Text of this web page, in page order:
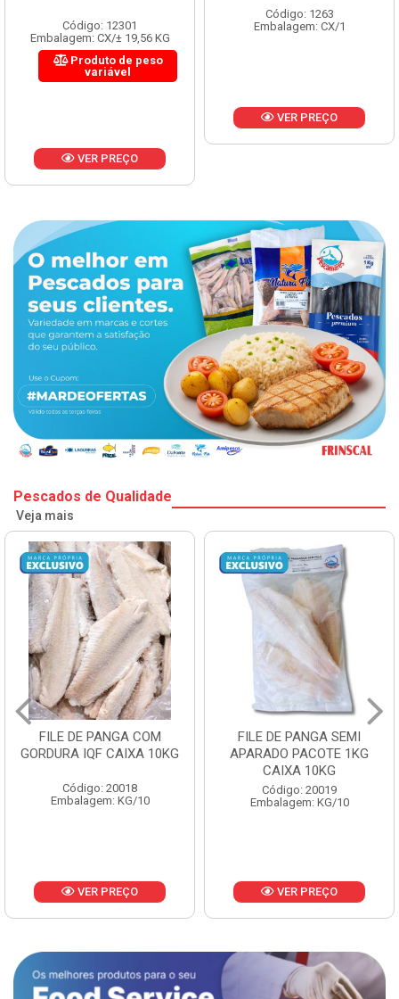
Código: 12301
Embalagem: CX/± 19,56 KG
Produto de peso
variável
VER PREÇO
Código: 1263
Embalagem: CX/1
VER PREÇO
Pescados de Qualidade
Veja mais
FILE DE PANGA SEMI
APARADO PACOTE 1KG
Código: 20019
Embalagem: KG/10
VER PREÇO
POLACA DESFIADA
PESCAMARES PCT5KG
CX10KG
Código: 20161
Embalagem: KG/10
VER PREÇO